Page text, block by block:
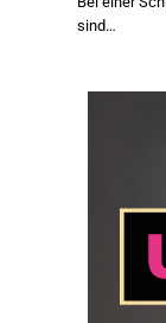
sind…